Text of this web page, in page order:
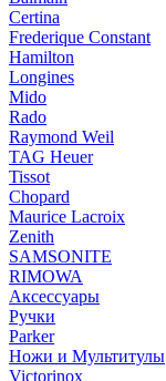
Certina
Frederique Constant
Hamilton
Longines
Mido
Rado
Raymond Weil
TAG Heuer
Tissot
Chopard
Maurice Lacroix
Zenith
SAMSONITE
RIMOWA
Аксессуары
Ручки
Parker
Ножи и Мультитулы
Victorinox